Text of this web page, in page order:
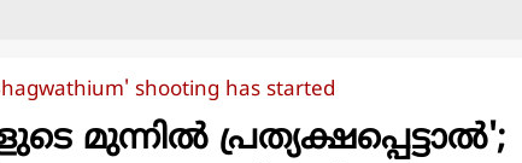
shooting has started
മുന്നില്‍ പ്രത്യക്ഷപ്പെട്ടാല്‍';